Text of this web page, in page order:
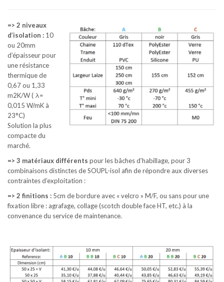
=> 2 niveaux
d’isolation : 10
ou 20mm
d’épaisseur pour
une résistance
thermique de
0,67 ou 1,33
m2K/W ( λ=
0,015 W/mK à
23°C)
Solution la plus
compacte du
marché.
=> 3 matériaux différents pour les bâches d’habillage, pour 3
combinaisons distinctes de SOUPL-isol afin de répondre aux diverses
contraintes d’exploitation :
=> 2 finitions : 5cm de bordure avec « velcro » M/F, ou sans pour une
fixation libre : agrafage, collage (scotch double face HT, etc.) à la
convenance du service de maintenance.